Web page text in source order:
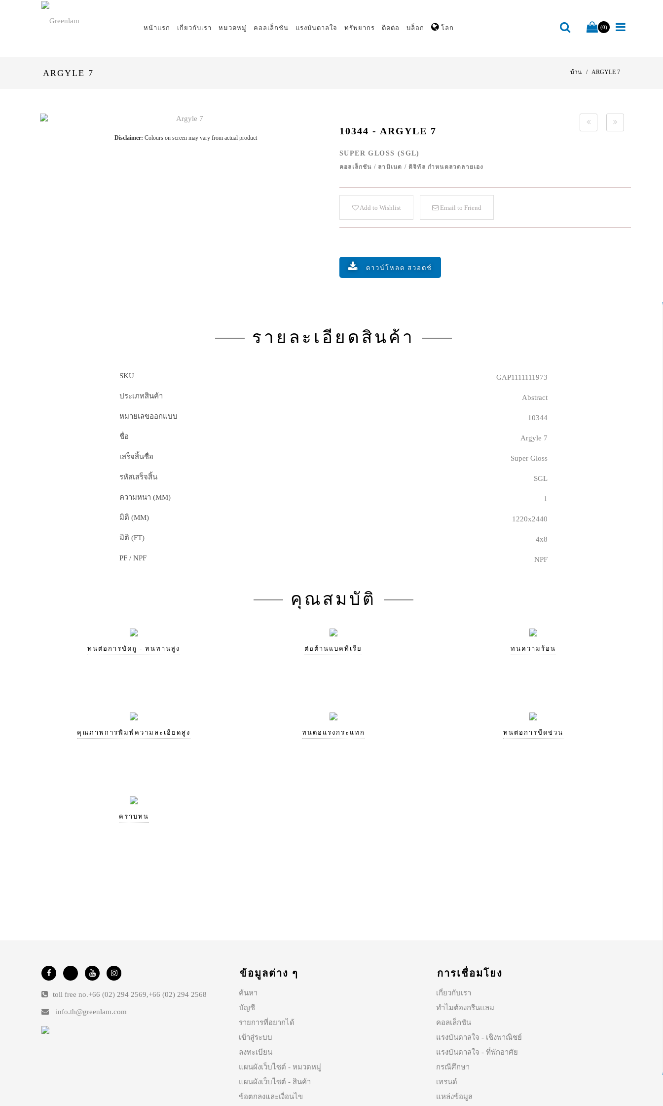
หน้าแรก เกี่ยวกับเรา หมวดหมู่ คอลเล็กชัน แรงบันดาลใจ ทรัพยากร ติดต่อ บล็อก โลก (0)
ARGYLE 7 บ้าน ARGYLE 7
Disclaimer: Colours on screen may vary from actual product
10344 - ARGYLE 7
SUPER GLOSS (SGL)
คอลเล็กชัน / ลามิเนต / ดิจิทัล กำหนดลวดลายเอง
Add to Wishlist Email to Friend
ดาวน์โหลด สวอตช์
รายละเอียดสินค้า
SKU GAP1111111973
ประเภทสินค้า Abstract
หมายเลขออกแบบ 10344
ชื่อ Argyle 7
เสร็จสิ้นชื่อ Super Gloss
รหัสเสร็จสิ้น SGL
ความหนา (MM) 1
มิติ (MM) 1220x2440
มิติ (FT) 4x8
PF / NPF NPF
คุณสมบัติ
ทนต่อการขัดถู - ทนทานสูง ต่อต้านแบคทีเรีย ทนความร้อน
คุณภาพการพิมพ์ความละเอียดสูง ทนต่อแรงกระแทก ทนต่อการขีดข่วน
คราบทน
toll free no.+66 (02) 294 2569,+66 (02) 294 2568
info.th@greenlam.com
ข้อมูลต่าง ๆ
ค้นหา
บัญชี
รายการที่อยากได้
เข้าสู่ระบบ
ลงทะเบียน
แผนผังเว็บไซต์ - หมวดหมู่
แผนผังเว็บไซต์ - สินค้า
ข้อตกลงและเงื่อนไข
การเชื่อมโยง
เกี่ยวกับเรา
ทำไมต้องกรีนแลม
คอลเล็กชัน
แรงบันดาลใจ - เชิงพาณิชย์
แรงบันดาลใจ - ที่พักอาศัย
กรณีศึกษา
เทรนด์
แหล่งข้อมูล